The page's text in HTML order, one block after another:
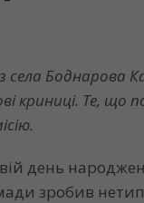
села Боднарова
криниці. Те, що
день
зробив